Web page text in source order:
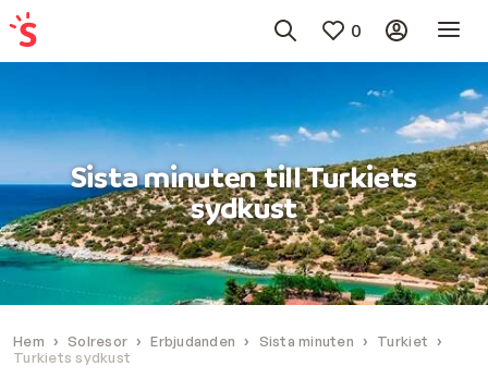
0
Sista minuten till Turkiets
sydkust
Hem Solresor Erbjudanden Sista minuten
Turkiet
Turkiets sydkust